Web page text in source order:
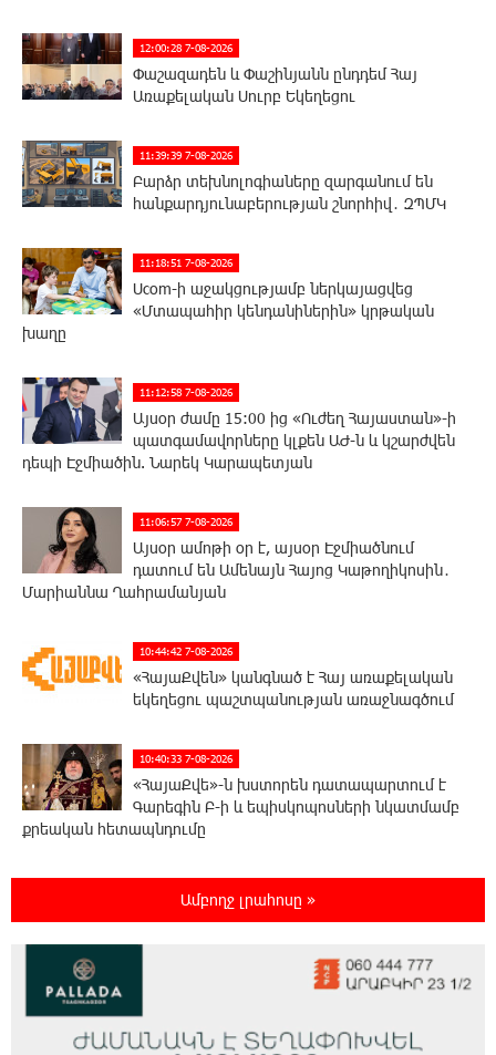
12:00:28 7-08-2026
Փաշազադեն և Փաշինյանն ընդդեմ Հայ
Առաքելական Սուրբ Եկեղեցու
11:39:39 7-08-2026
Բարձր տեխնոլոգիաները զարգանում են
հանքարդյունաբերության շնորհիվ․ ԶՊՄԿ
11:18:51 7-08-2026
Ucom-ի աջակցությամբ ներկայացվեց
«Մտապահիր կենդանիներին» կրթական
խաղը
11:12:58 7-08-2026
Այսօր ժամը 15:00 ից «Ուժեղ Հայաստան»-ի
պատգամավորները կլքեն ԱԺ-ն և կշարժվեն
դեպի Էջմիածին. Նարեկ Կարապետյան
11:06:57 7-08-2026
Այսօր ամոթի օր է, այսօր Էջմիածնում
դատում են Ամենայն Հայոց Կաթողիկոսին․
Մարիաննա Ղահրամանյան
10:44:42 7-08-2026
«ՀայաՔվեն» կանգնած է Հայ առաքելական
եկեղեցու պաշտպանության առաջնագծում
10:40:33 7-08-2026
«ՀայաՔվե»-ն խստորեն դատապարտում է
Գարեգին Բ-ի և եպիսկոպոսների նկատմամբ
քրեական հետապնդումը
Այսօր «Համահայկական ճակատ»
ուժերի պահեստազորի փոխգնդապետ, հետախուզական
զորքերի սպա Արսեն Վարդանյանի ծննդյան տարեդարձն է
0:50:31 7-08-2026
Ամբողջ լրահոսը »